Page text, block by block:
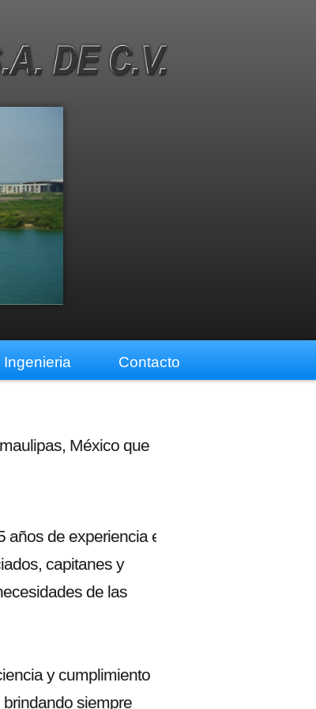
Ingenieria Contacto
México que
años de experiencia en
capitanes y
de las
y cumplimiento
brindando siempre